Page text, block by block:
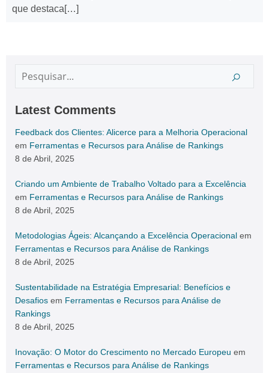
que destaca[…]
Latest Comments
Feedback dos Clientes: Alicerce para a Melhoria Operacional
em Ferramentas e Recursos para Análise de Rankings
8 de Abril, 2025
Criando um Ambiente de Trabalho Voltado para a Excelência
em Ferramentas e Recursos para Análise de Rankings
8 de Abril, 2025
Metodologias Ágeis: Alcançando a Excelência Operacional em
Ferramentas e Recursos para Análise de Rankings
8 de Abril, 2025
Sustentabilidade na Estratégia Empresarial: Benefícios e
Desafios em Ferramentas e Recursos para Análise de
Rankings
8 de Abril, 2025
Inovação: O Motor do Crescimento no Mercado Europeu em
Ferramentas e Recursos para Análise de Rankings